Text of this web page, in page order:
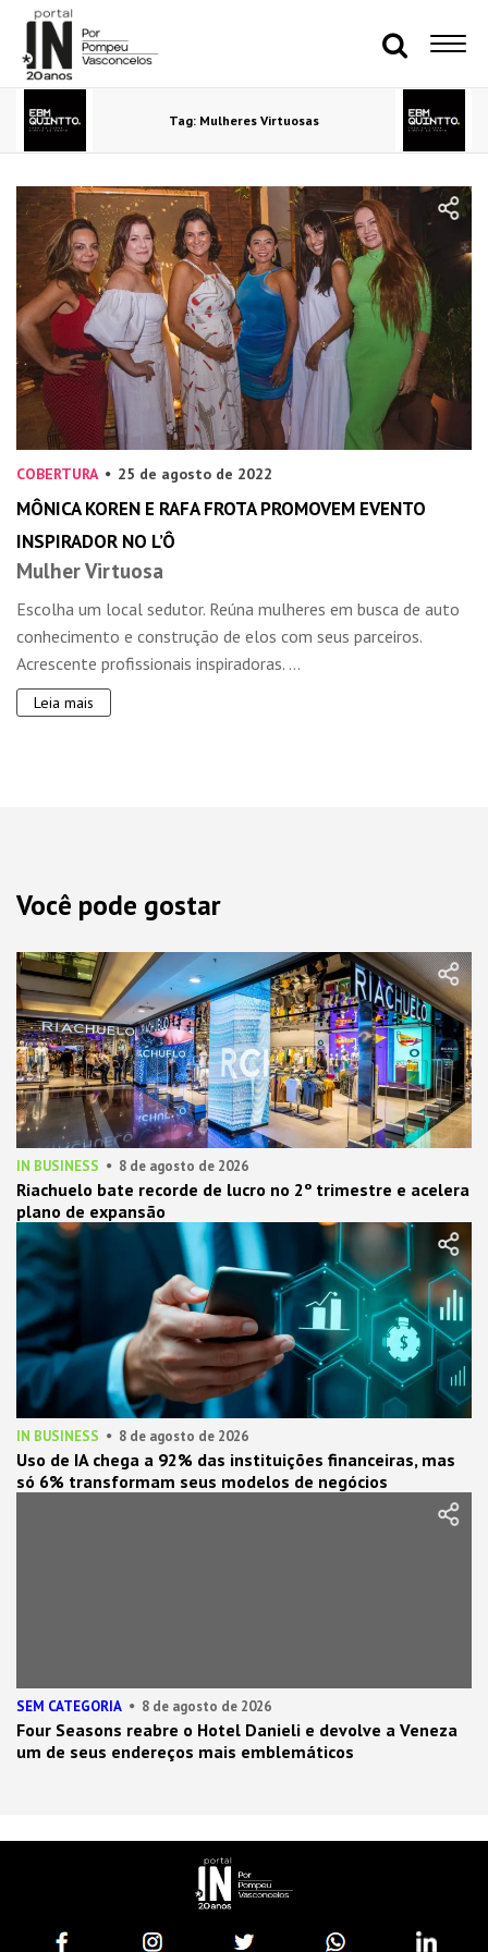
Tag: Mulheres Virtuosas
COBERTURA 25 de agosto de 2022
MÔNICA KOREN E RAFA FROTA PROMOVEM EVENTO
INSPIRADOR NO L’Ô
Mulher Virtuosa
Escolha um local sedutor. Reúna mulheres em busca de auto
conhecimento e construção de elos com seus parceiros.
Acrescente profissionais inspiradoras. ...
Leia mais
Você pode gostar
IN BUSINESS 8 de agosto de 2026
Riachuelo bate recorde de lucro no 2º trimestre e acelera
plano de expansão
IN BUSINESS 8 de agosto de 2026
Uso de IA chega a 92% das instituições financeiras, mas
só 6% transformam seus modelos de negócios
SEM CATEGORIA 8 de agosto de 2026
Four Seasons reabre o Hotel Danieli e devolve a Veneza
um de seus endereços mais emblemáticos